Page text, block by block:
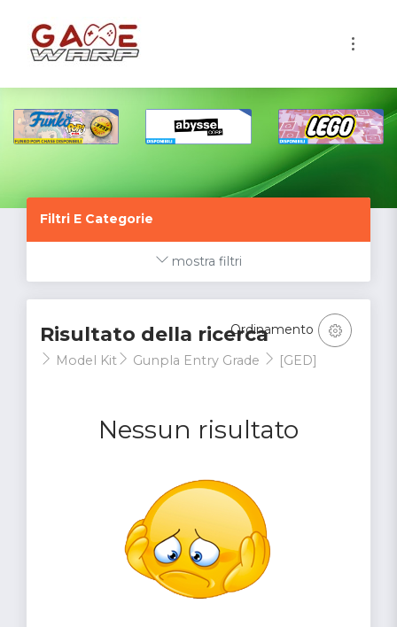
Filtri E Categorie
mostra filtri
Risultato della ricerca
Model Kit Gunpla Entry Grade [GED]
Nessun risultato
Ordinamento